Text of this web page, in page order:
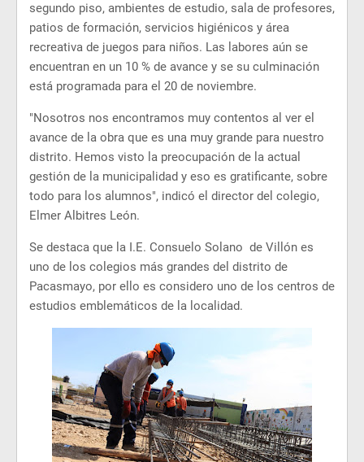
segundo piso, ambientes de estudio, sala de profesores,
patios de formación, servicios higiénicos y área
recreativa de juegos para niños. Las labores aún se
encuentran en un 10 % de avance y se su culminación
está programada para el 20 de noviembre.
"Nosotros nos encontramos muy contentos al ver el
avance de la obra que es una muy grande para nuestro
distrito. Hemos visto la preocupación de la actual
gestión de la municipalidad y eso es gratificante, sobre
todo para los alumnos", indicó el director del colegio,
Elmer Albitres León.
Se destaca que la I.E. Consuelo Solano de Villón es
uno de los colegios más grandes del distrito de
Pacasmayo, por ello es considero uno de los centros de
estudios emblemáticos de la localidad.